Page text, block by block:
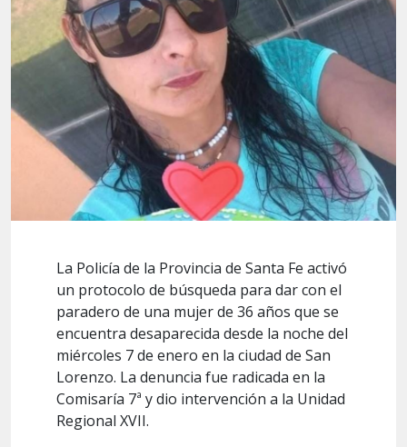
La Policía de la Provincia de Santa Fe activó
un protocolo de búsqueda para dar con el
paradero de una mujer de 36 años que se
encuentra desaparecida desde la noche del
miércoles 7 de enero en la ciudad de San
Lorenzo. La denuncia fue radicada en la
Comisaría 7ª y dio intervención a la Unidad
Regional XVII.